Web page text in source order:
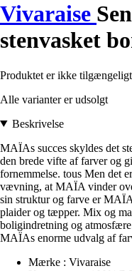
Vivaraise
stenvasket
Produktet er ikke tilgængeligt
Alle varianter er udsolgt
Beskrivelse
MAÏAs succes skyldes det
den brede vifte af farver og
fornemmelse. tous Men det
vævning, at MAÏA vinder
sin struktur og farve er
plaider og tæpper. Mix og
boligindretning og
MAÏAs enorme udvalg af
Mærke : Vivaraise